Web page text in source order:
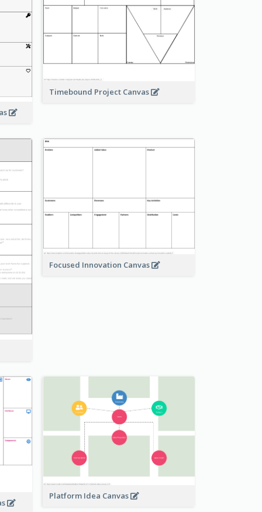
Timebound Project Canvas
Focused Innovation Canvas
Platform Idea Canvas